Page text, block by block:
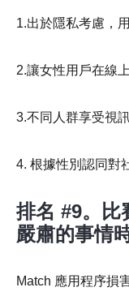
1.出於隱私考慮，
2.讓女性用戶在線上
3.不同人群享受視訊
4. 根據性別認同對
排名 #9。比
嚴肅的事情
Match 應用程序損